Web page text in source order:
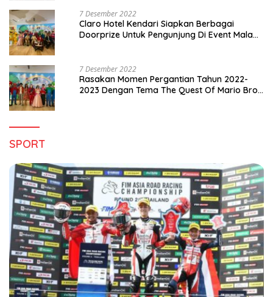
7 Desember 2022
Claro Hotel Kendari Siapkan Berbagai
Doorprize Untuk Pengunjung Di Event Malam
7 Desember 2022
Rasakan Momen Pergantian Tahun 2022-
2023 Dengan Tema The Quest Of Mario Bros
SPORT